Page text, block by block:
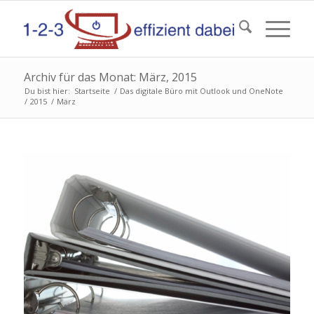
Archiv für das Monat: März, 2015
Du bist hier: Startseite / Das digitale Büro mit Outlook und OneNote
/ 2015 / März